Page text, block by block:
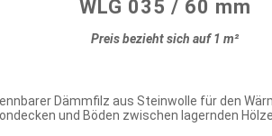
WLG 035 / 60 mm
Preis bezieht sich auf 1 m²
Dämmfilz aus Steinwolle für den
und Böden zwischen lagernden